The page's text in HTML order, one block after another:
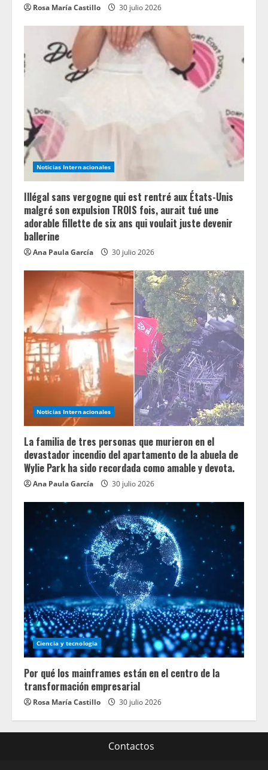
Rosa María Castillo 30 julio 2026
Noticias Internacionales
Illégal sans vergogne qui est rentré aux États-Unis
malgré son expulsion TROIS fois, aurait tué une
adorable fillette de six ans qui voulait juste devenir
ballerine
Ana Paula García 30 julio 2026
Noticias Internacionales
La familia de tres personas que murieron en el
devastador incendio del apartamento de la abuela de
Wylie Park ha sido recordada como amable y devota.
Ana Paula García 30 julio 2026
Ciencia y tecnologia
Por qué los mainframes están en el centro de la
transformación empresarial
Rosa María Castillo 30 julio 2026
Contactos